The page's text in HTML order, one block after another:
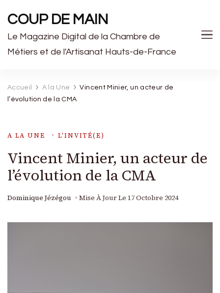
COUP DE MAIN
Le Magazine Digital de la Chambre de
Métiers et de l'Artisanat Hauts-de-France
Accueil A la Une
Vincent Minier, un acteur de
l’évolution de la CMA
A LA UNE L'INVITÉ(E)
Vincent Minier, un acteur de
l’évolution de la CMA
Dominique Jézégou Mise À Jour Le 17 Octobre 2024